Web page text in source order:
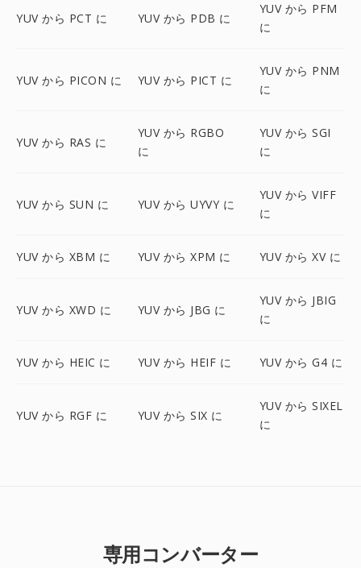
YUV から PCT に YUV から PDB に
YUV から PFM
に
YUV から PICON に YUV から PICT に
YUV から PNM
に
YUV から RAS に
YUV から RGBO
に
YUV から SGI
に
YUV から SUN に YUV から UYVY に
YUV から VIFF
に
YUV から XBM に YUV から XPM に YUV から XV に
YUV から XWD に YUV から JBG に
YUV から JBIG
に
YUV から HEIC に YUV から HEIF に YUV から G4 に
YUV から RGF に YUV から SIX に
YUV から SIXEL
に
専用コンバーター